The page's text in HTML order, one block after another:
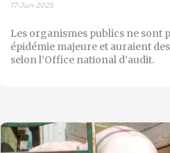
17-Jun-2025
Les organismes publics ne sont
épidémie majeure et auraient
selon l’Office national d’audit.